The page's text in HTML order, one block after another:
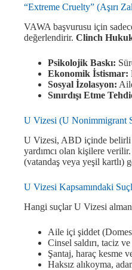
“Extreme Cruelty” (Aşırı
VAWA başvurusu için
değerlendirir. Clinch
Psikolojik Baskı:
Ekonomik İstismar:
Sosyal İzolasyon:
Sınırdışı Etme
U Vizesi (U Nonimmigrant
U Vizesi, ABD içinde belirli
yardımcı olan kişilere
(vatandaş veya yeşil kartlı)
U Vizesi Kapsamındaki
Hangi suçlar U Vizesi
Aile içi şiddet
Cinsel saldırı, taciz ve
Şantaj, haraç kesme
Haksız alıkoyma,